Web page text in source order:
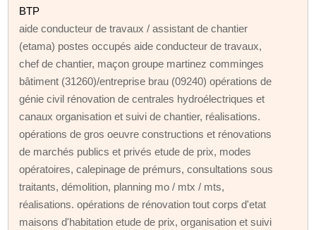
BTP
aide conducteur de travaux / assistant de chantier
(etama) postes occupés aide conducteur de travaux,
chef de chantier, maçon groupe martinez comminges
bâtiment (31260)/entreprise brau (09240) opérations de
génie civil rénovation de centrales hydroélectriques et
canaux organisation et suivi de chantier, réalisations.
opérations de gros oeuvre constructions et rénovations
de marchés publics et privés etude de prix, modes
opératoires, calepinage de prémurs, consultations sous
traitants, démolition, planning mo / mtx / mts,
réalisations. opérations de rénovation tout corps d'etat
maisons d'habitation etude de prix, organisation et suivi